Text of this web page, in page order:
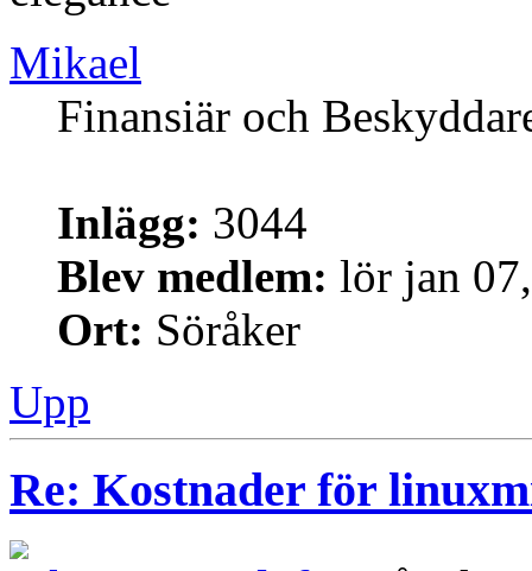
Mikael
Finansiär och
Inlägg: 3044
Blev medlem: lör jan
Ort: Söråker
Upp
Re: Kostnader för